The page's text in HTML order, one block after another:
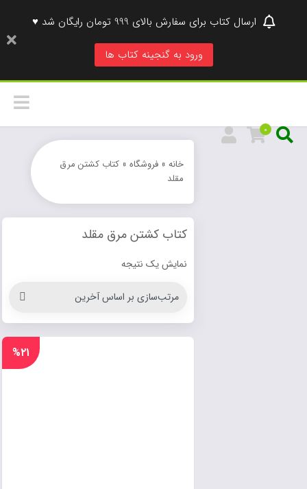
ارسال کتاب برای سفارش بالای 999 تومان رایگان شد ♥
ورود به گنجینه کتاب ها
خانه» فروشگاه» کتاب کشتن مرق
مقلد
کتاب کشتن مرق مقلد
نمایش یک نتیجه
%۲۱